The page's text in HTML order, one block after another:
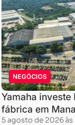
NEGÓCIOS
Yamaha investe
fábrica em
5 agosto de 2026 às